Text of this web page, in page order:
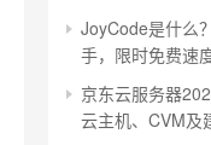
JoyCode是什么
手，限时免费速
京东云服务器
云主机、CVM及